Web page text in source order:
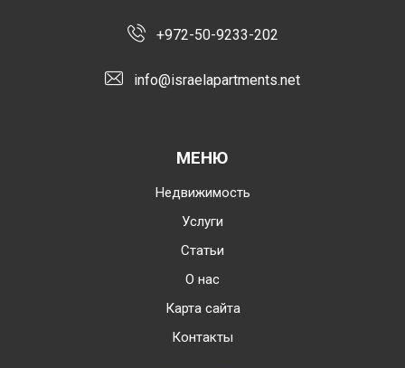
+972-50-9233-202
info@israelapartments.net
МЕНЮ
Недвижимость
Услуги
Статьи
О нас
Карта сайта
Контакты